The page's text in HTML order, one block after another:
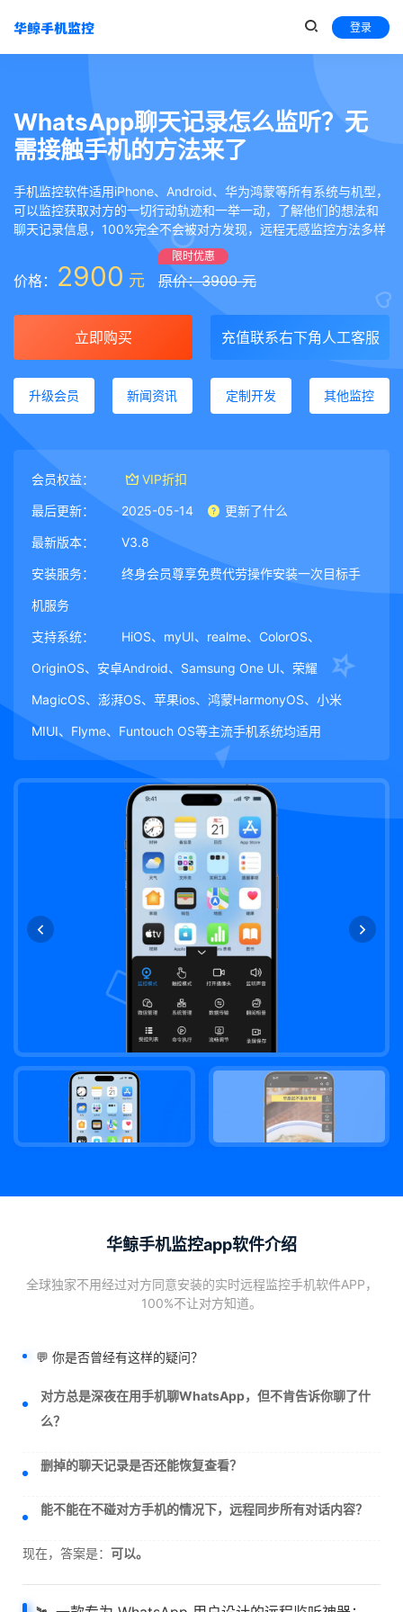
登录
WhatsApp聊天记录怎么监听？无
需接触手机的方法来了
手机监控软件适用iPhone、Android、华为鸿蒙等所有系统与机型，
可以监控获取对方的一切行动轨迹和一举一动，了解他们的想法和
聊天记录信息，100%完全不会被对方发现，远程无感监控方法多样
价格： 2900 元
限时优惠
原价：3900 元
立即购买 充值联系右下角人工客服
升级会员 新闻资讯 定制开发 其他监控
会员权益： VIP折扣
最后更新： 2025-05-14 更新了什么
最新版本： V3.8
安装服务： 终身会员尊享免费代劳操作安装一次目标手
机服务
支持系统： HiOS、myUI、realme、ColorOS、
OriginOS、安卓Android、Samsung One UI、荣耀
MagicOS、澎湃OS、苹果ios、鸿蒙HarmonyOS、小米
MIUI、Flyme、Funtouch OS等主流手机系统均适用
华鲸手机监控app软件介绍
全球独家不用经过对方同意安装的实时远程监控手机软件APP，
100%不让对方知道。
💬 你是否曾经有这样的疑问？
对方总是深夜在用手机聊WhatsApp，但不肯告诉你聊了什
么？
删掉的聊天记录是否还能恢复查看？
能不能在不碰对方手机的情况下，远程同步所有对话内容？
现在，答案是： 可以。